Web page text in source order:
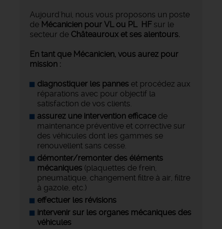
Aujourd'hui, nous vous proposons un poste
de Mécanicien pour VL ou PL HF sur le
secteur de Châteauroux et ses alentours.
En tant que Mécanicien, vous aurez pour
mission :
diagnostiquer les pannes et procédez aux
réparations avec pour objectif la
satisfaction de vos clients.
assurez une intervention efficacede
maintenance préventive et corrective sur
des véhicules dont les gammes se
renouvellent sans cesse.
démonter/remonter des éléments
mécaniques (plaquettes de frein,
pneumatique, changement filtre à air, filtre
à gazole, etc.)
effectuer les révisions
intervenir sur les organes mécaniques des
véhicules